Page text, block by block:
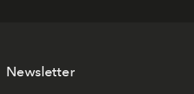
Newsletter